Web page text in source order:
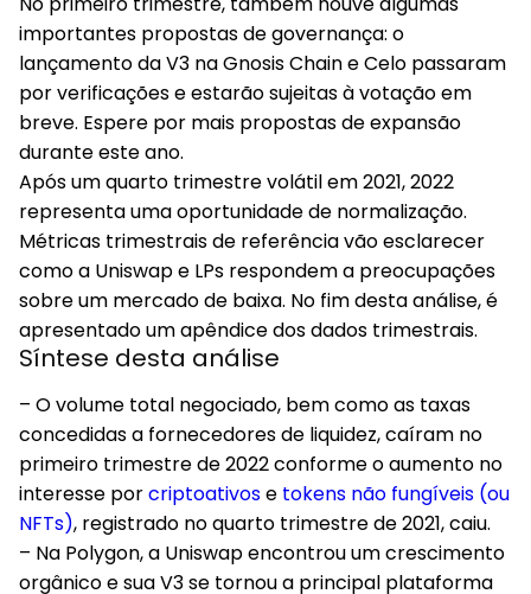
importantes propostas de governança: o
lançamento da V3 na Gnosis Chain e Celo passaram
por verificações e estarão sujeitas à votação em
breve. Espere por mais propostas de expansão
durante este ano.
Após um quarto trimestre volátil em 2021, 2022
representa uma oportunidade de normalização.
Métricas trimestrais de referência vão esclarecer
como a Uniswap e LPs respondem a preocupações
sobre um mercado de baixa. No fim desta análise, é
apresentado um apêndice dos dados trimestrais.
Síntese desta análise
– O volume total negociado, bem como as taxas
concedidas a fornecedores de liquidez, caíram no
primeiro trimestre de 2022 conforme o aumento no
interesse porcriptoativose tokens não fungíveis (ou
NFTs), registrado no quarto trimestre de 2021, caiu.
– Na Polygon, a Uniswap encontrou um crescimento
orgânico e sua V3 se tornou a principal plataforma